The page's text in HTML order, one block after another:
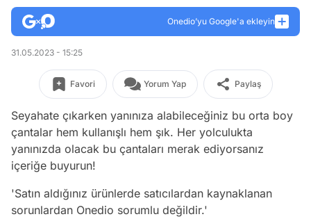
Onedio’yu Google'a ekleyin
31.05.2023 - 15:25
Favori Yorum Yap Paylaş
Seyahate çıkarken yanınıza alabileceğiniz bu orta boy
çantalar hem kullanışlı hem şık. Her yolculukta
yanınızda olacak bu çantaları merak ediyorsanız
içeriğe buyurun!
'Satın aldığınız ürünlerde satıcılardan kaynaklanan
sorunlardan Onedio sorumlu değildir.'